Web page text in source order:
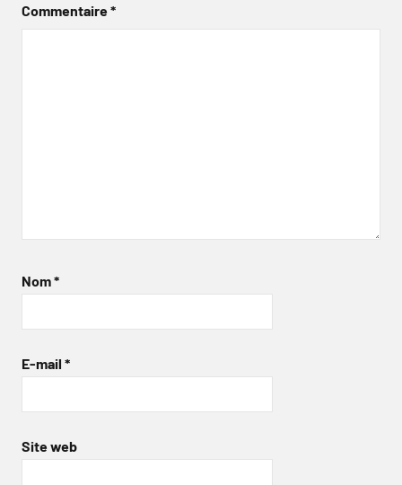
Commentaire*
Nom*
E-mail *
Site web